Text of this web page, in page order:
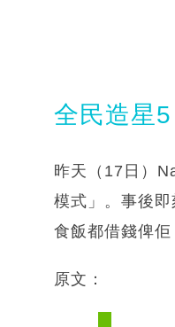
全民造星
昨天（17日）
模式」。事後
食飯都借錢俾佢
原文：